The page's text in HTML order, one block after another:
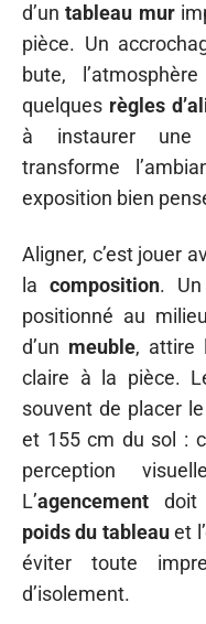
d’untableau mur
pièce. Un
bute,
quelques règles
à instaurer une
transforme
exposition bien
Aligner, c’est jouer
la composition. Un
positionné au
d’un meuble, attire
claire à la pièce.
souvent de placer
et 155 cm du sol :
perception
L’agencement doit
poids du tableauet
éviter toute
d’isolement.